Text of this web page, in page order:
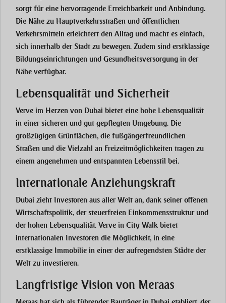
sorgt für eine hervorragende Erreichbarkeit und Anbindung.
Die Nähe zu Hauptverkehrsstraßen und öffentlichen
Verkehrsmitteln erleichtert den Alltag und macht es einfach,
sich innerhalb der Stadt zu bewegen. Zudem sind erstklassige
Bildungseinrichtungen und Gesundheitsversorgung in der
Nähe verfügbar.
Lebensqualität und Sicherheit
Verve im Herzen von Dubai bietet eine hohe Lebensqualität
in einer sicheren und gut gepflegten Umgebung. Die
großzügigen Grünflächen, die fußgängerfreundlichen
Straßen und die Vielzahl an Freizeitmöglichkeiten tragen zu
einem angenehmen und entspannten Lebensstil bei.
Internationale Anziehungskraft
Dubai zieht Investoren aus aller Welt an, dank seiner offenen
Wirtschaftspolitik, der steuerfreien Einkommensstruktur und
der hohen Lebensqualität. Verve in City Walk bietet
internationalen Investoren die Möglichkeit, in eine
erstklassige Immobilie in einer der aufregendsten Städte der
Welt zu investieren.
Langfristige Vision von Meraas